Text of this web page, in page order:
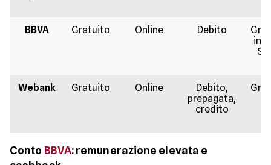
BBVA Gratuito Online Debito
in
Webank Gratuito Online
Debito,
prepagata,
credito
Conto BBVA: remunerazione elevata e